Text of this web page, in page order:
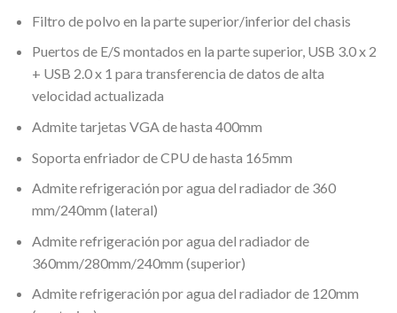
Filtro de polvo en la parte superior/inferior del chasis
Puertos de E/S montados en la parte superior, USB 3.0 x 2
+ USB 2.0 x 1 para transferencia de datos de alta
velocidad actualizada
Admite tarjetas VGA de hasta 400mm
Soporta enfriador de CPU de hasta 165mm
Admite refrigeración por agua del radiador de 360​​
mm/240mm (lateral)
Admite refrigeración por agua del radiador de
360mm/280mm/240mm (superior)
Admite refrigeración por agua del radiador de 120mm